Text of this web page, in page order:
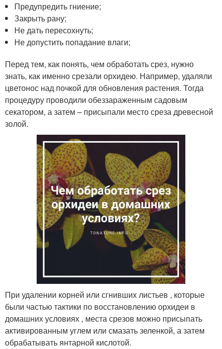
Предупредить гниение;
Закрыть рану;
Не дать пересохнуть;
Не допустить попадание влаги;
Перед тем, как понять, чем обработать срез, нужно
знать, как именно срезали орхидею. Например, удаляли
цветонос над почкой для обновления растения. Тогда
процедуру проводили обеззараженным садовым
секатором, а затем – присыпали место среза древесной
золой.
При удалении корней или сгнивших листьев , которые
были частью тактики по восстановлению орхидеи в
домашних условиях , места срезов можно присыпать
активированным углем или смазать зеленкой, а затем
обрабатывать янтарной кислотой.